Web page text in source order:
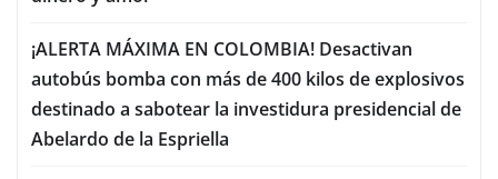
¡ALERTA MÁXIMA EN COLOMBIA! Desactivan
autobús bomba con más de 400 kilos de explosivos
destinado a sabotear la investidura presidencial de
Abelardo de la Espriella